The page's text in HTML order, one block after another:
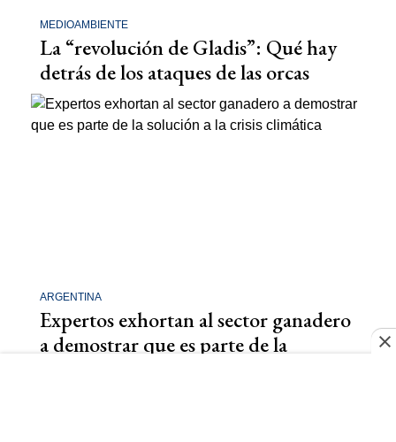
MEDIOAMBIENTE
La “revolución de Gladis”: Qué hay
detrás de los ataques de las orcas
ARGENTINA
Expertos exhortan al sector ganadero
a demostrar que es parte de la